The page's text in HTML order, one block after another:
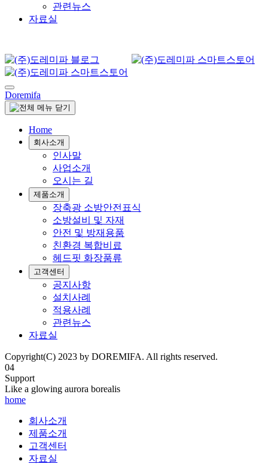
관련뉴스
자료실
Doremifa
Home
회사소개
인사말
사업소개
오시는 길
제품소개
장축광 소방안전표식
소방설비 및 자재
안전 및 방재용품
친환경 복합비료
헤드핏 화장품류
고객센터
공지사항
설치사례
적용사례
관련뉴스
자료실
Copyright(C) 2023 by DOREMIFA. All rights reserved.
04
Support
Like a glowing aurora borealis
home
회사소개
제품소개
고객센터
자료실